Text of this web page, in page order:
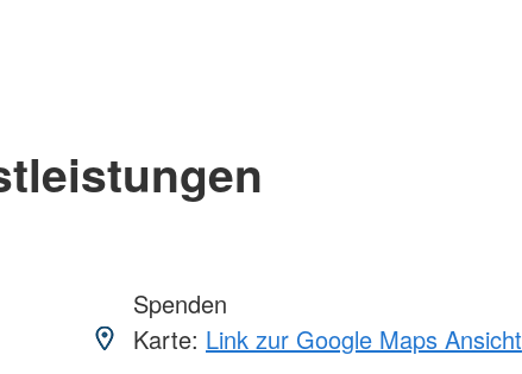
Spenden
Karte: Link zur Google Maps Ansicht